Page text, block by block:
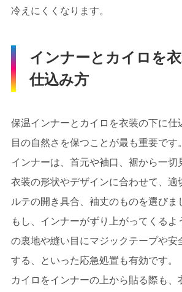
冷えにくくなります。
インナーとカイロを
仕込み方
保温インナーとカイロを衣装の下に仕
目の自然さを保つことが最も重要です。
インナーは、首元や袖口、裾から一切
衣装の形状やデザインに合わせて、適
ルテの開き具合、袖丈のものを選びま
もし、インナーがずり上がってくるよ
の裏地や縫い目にマジックテープや安
する、といった応急処置も有効です。
カイロをインナーの上から貼る際も、